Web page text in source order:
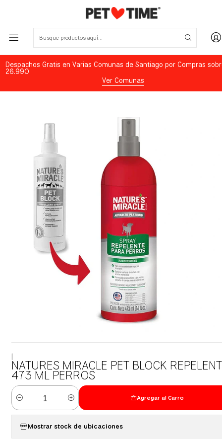
Despachos Gratis en Varias Comunas de Santiago por Compras
26.990
Ver Comunas
NATURES MIRACLE PET BLOCK
473 ML PERROS
Cantidad
Agregar al Carro
Mostrar stock de ubicaciones